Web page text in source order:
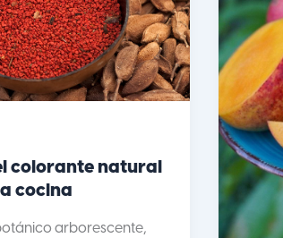
colorante natural
cocina
arborescente,